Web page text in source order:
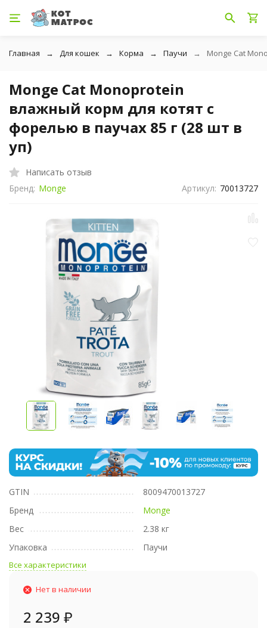
Главная Для кошек Корма Паучи Monge Cat
Monge Cat Monoprotein
влажный корм для котят с
форелью в паучах 85 г (28 шт в
уп)
Написать отзыв
Бренд: Monge Артикул: 70013727
GTIN
8009470013727
Бренд
Monge
Вес
2.38 кг
Упаковка
Паучи
Все характеристики
Нет в наличии
2 239 ₽